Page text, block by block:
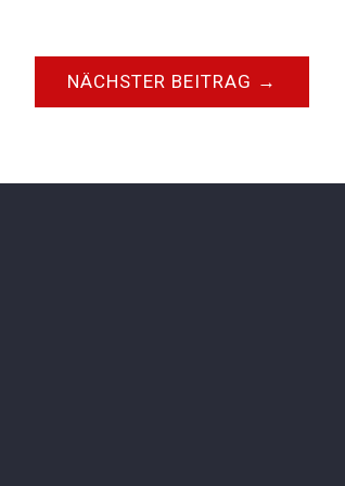
NÄCHSTER BEITRAG →